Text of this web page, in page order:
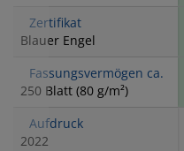
Zertifikat
Blauer Engel
Fassungsvermögen ca.
250 Blatt (80 g/m²)
Aufdruck
2022